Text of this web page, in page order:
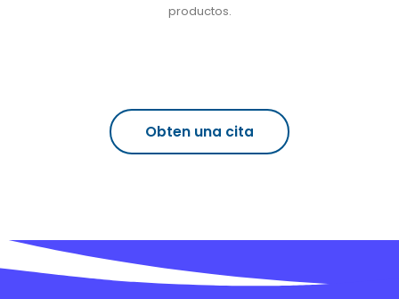
productos.
Obten una cita